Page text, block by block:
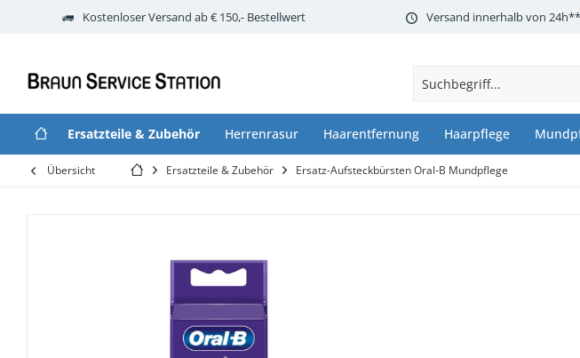
Kostenloser Versand ab € 150,- Bestellwert Versand innerhalb von
Ersatzteile & Zubehör Herrenrasur Haarentfernung Haarpflege
Übersicht Ersatzteile & Zubehör Ersatz-Aufsteckbürsten Oral-B Mundpflege